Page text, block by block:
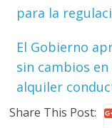
para la
El Gobierno
sin cambios
alquiler
Share This Post: